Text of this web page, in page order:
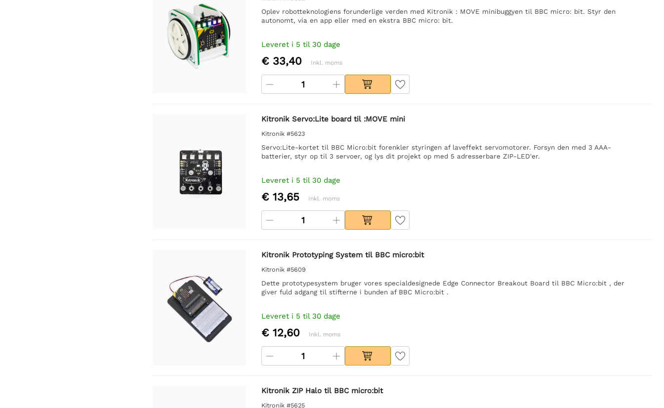
Oplev robotteknologiens forunderlige verden med Kitronik : MOVE minibuggyen til BBC micro: bit. Styr den
autonomt, via en app eller med en ekstra BBC micro: bit.
Leveret i 5 til 30 dage
€ 33,40 Inkl. moms
Kitronik Servo:Lite board til :MOVE mini
Kitronik #5623
Servo:Lite-kortet til BBC Micro:bit forenkler styringen af laveffekt servomotorer. Forsyn den med 3 AAA-
batterier, styr op til 3 servoer, og lys dit projekt op med 5 adresserbare ZIP-LED'er.
Leveret i 5 til 30 dage
€ 13,65 Inkl. moms
Kitronik Prototyping System til BBC micro:bit
Kitronik #5609
Dette prototypesystem bruger vores specialdesignede Edge Connector Breakout Board til BBC Micro:bit , der
giver fuld adgang til stifterne i bunden af BBC Micro:bit .
Leveret i 5 til 30 dage
€ 12,60 Inkl. moms
Kitronik ZIP Halo til BBC micro:bit
Kitronik #5625